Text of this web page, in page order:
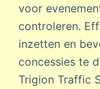
voor
controleren.
inzetten en
concessies te
Trigion Traffic